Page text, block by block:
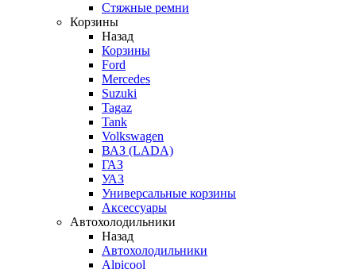
Стяжные ремни
Корзины
Назад
Корзины
Ford
Mercedes
Suzuki
Tagaz
Tank
Volkswagen
ВАЗ (LADA)
ГАЗ
УАЗ
Универсальные корзины
Аксессуары
Автохолодильники
Назад
Автохолодильники
Alpicool